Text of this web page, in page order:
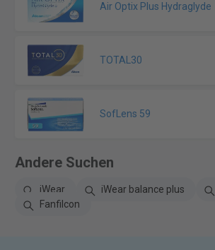
Air Optix Plus Hydraglyde
TOTAL30
SofLens 59
Andere Suchen
iWear iWear balance plus
Fanfilcon